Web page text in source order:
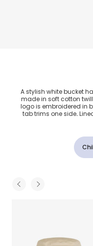
A stylish white bucket hat
made in soft cotton
logo is embroidered in
tab trims one side.